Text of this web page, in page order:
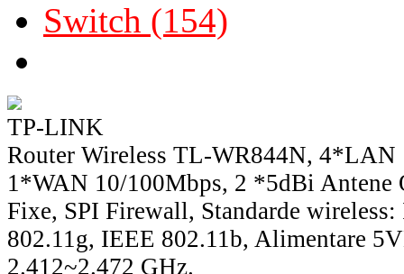
Switch (154)
TP-LINK
Router Wireless TL-WR844N, 4*LAN
1*WAN 10/100Mbps, 2 *5dBi Antene
Fixe, SPI Firewall, Standarde
802.11g, IEEE 802.11b, Alimentare
2.412~2.472 GHz.